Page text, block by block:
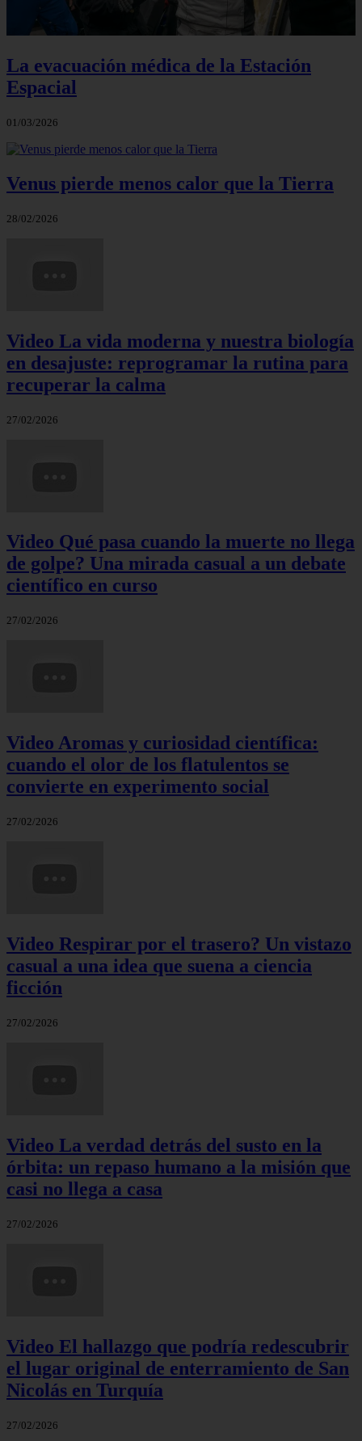
La evacuación médica de la Estación
Espacial
01/03/2026
Venus pierde menos calor que la Tierra
28/02/2026
Video La vida moderna y nuestra biología
en desajuste: reprogramar la rutina para
recuperar la calma
27/02/2026
Video Qué pasa cuando la muerte no llega
de golpe? Una mirada casual a un debate
científico en curso
27/02/2026
Video Aromas y curiosidad científica:
cuando el olor de los flatulentos se
convierte en experimento social
27/02/2026
Video Respirar por el trasero? Un vistazo
casual a una idea que suena a ciencia
ficción
27/02/2026
Video La verdad detrás del susto en la
órbita: un repaso humano a la misión que
casi no llega a casa
27/02/2026
Video El hallazgo que podría redescubrir
el lugar original de enterramiento de San
Nicolás en Turquía
27/02/2026